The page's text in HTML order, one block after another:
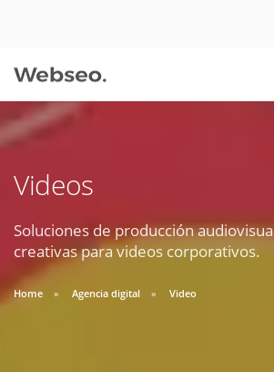
Videos
Soluciones de producción
creativas para videos corporativos.
Home Agencia digital Video
soporte@webseo.cl